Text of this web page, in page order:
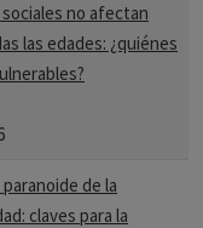
un estilo de
no afectan
las edades: ¿quiénes
de la
claves para la